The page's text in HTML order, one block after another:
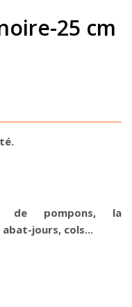
25 cm
de pompons, la
jours, cols...